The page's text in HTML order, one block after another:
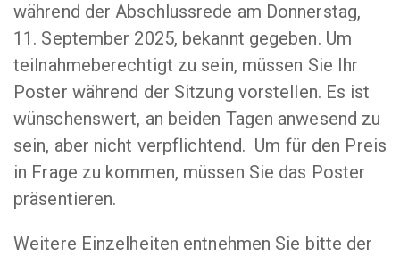
während der Abschlussrede am Donnerstag,
11. September 2025, bekannt gegeben. Um
teilnahmeberechtigt zu sein, müssen Sie Ihr
Poster während der Sitzung vorstellen. Es ist
wünschenswert, an beiden Tagen anwesend zu
sein, aber nicht verpflichtend. Um für den Preis
in Frage zu kommen, müssen Sie das Poster
präsentieren.
Weitere Einzelheiten entnehmen Sie bitte der